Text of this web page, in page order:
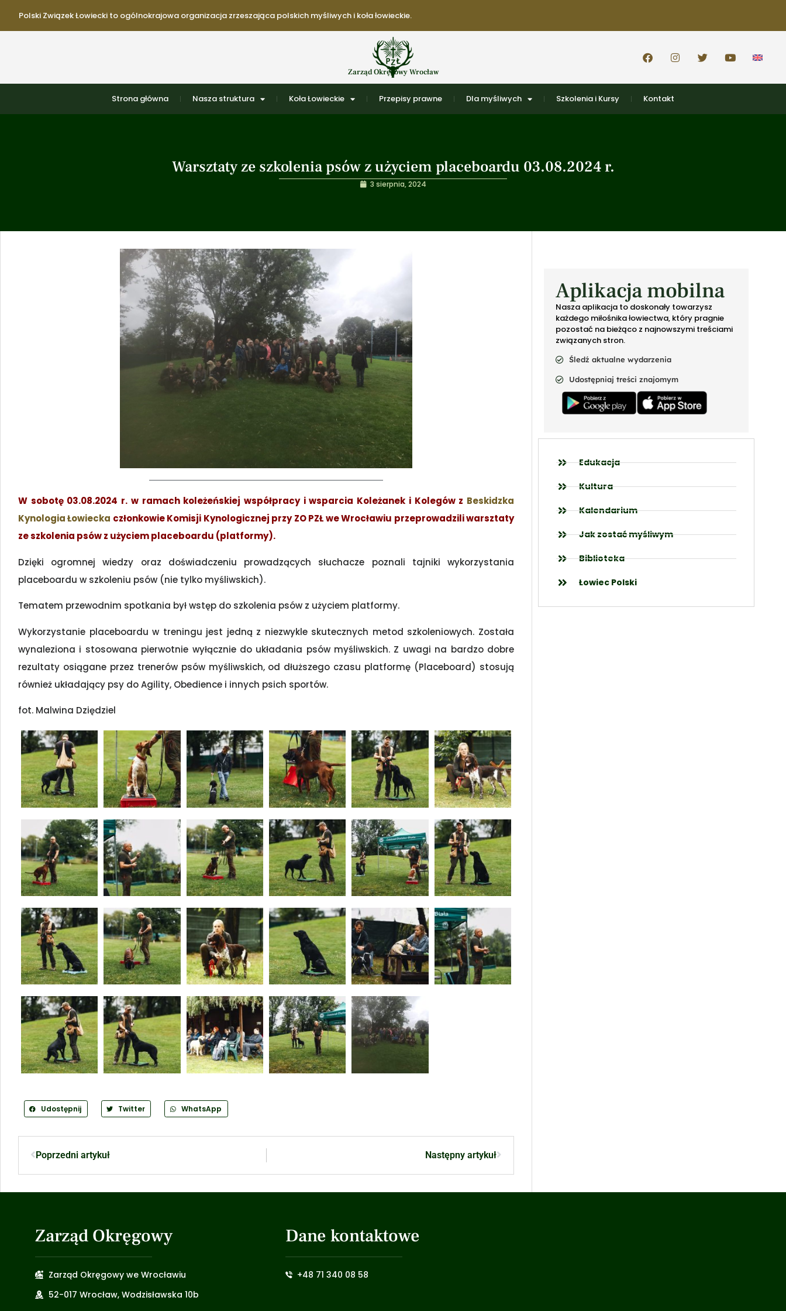
Polski Związek Łowiecki to ogólnokrajowa organizacja zrzeszająca polskich myśliwych i koła łowieckie.
Zarząd Okręgowy Wrocław
Strona główna Nasza struktura Koła Łowieckie Przepisy prawne Dla myśliwych Szkolenia i Kursy Kontakt
Warsztaty ze szkolenia psów z użyciem placeboardu 03.08.2024 r.
3 sierpnia, 2024
W sobotę 03.08.2024 r. w ramach koleżeńskiej współpracy i wsparcia Koleżanek i Kolegów z Beskidzka
Kynologia Łowiecka członkowie Komisji Kynologicznej przy ZO PZŁ we Wrocławiu przeprowadzili warsztaty
ze szkolenia psów z użyciem placeboardu (platformy).
Dzięki ogromnej wiedzy oraz doświadczeniu prowadzących słuchacze poznali tajniki wykorzystania
placeboardu w szkoleniu psów (nie tylko myśliwskich).
Tematem przewodnim spotkania był wstęp do szkolenia psów z użyciem platformy.
Wykorzystanie placeboardu w treningu jest jedną z niezwykle skutecznych metod szkoleniowych. Została
wynaleziona i stosowana pierwotnie wyłącznie do układania psów myśliwskich. Z uwagi na bardzo dobre
rezultaty osiągane przez trenerów psów myśliwskich, od dłuższego czasu platformę (Placeboard) stosują
również układający psy do Agility, Obedience i innych psich sportów.
fot. Malwina Dziędziel
Udostępnij Twitter WhatsApp
Poprzedni artykuł Następny artykuł
Aplikacja mobilna
Nasza aplikacja to doskonały towarzysz
każdego miłośnika łowiectwa, który pragnie
pozostać na bieżąco z najnowszymi treściami
związanych stron.
Śledź aktualne wydarzenia
Udostępniaj treści znajomym
Edukacja
Kultura
Kalendarium
Jak zostać myśliwym
Biblioteka
Łowiec Polski
Zarząd Okręgowy
Zarząd Okręgowy we Wrocławiu
52-017 Wrocław, Wodzisławska 10b
Dane kontaktowe
+48 71 340 08 58